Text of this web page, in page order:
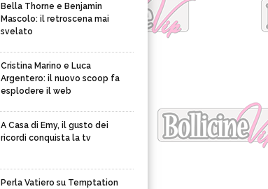
Bella Thorne e Benjamin
Mascolo: il retroscena mai
svelato
Cristina Marino e Luca
Argentero: il nuovo scoop fa
esplodere il web
A Casa di Emy, il gusto dei
ricordi conquista la tv
Perla Vatiero su Temptation